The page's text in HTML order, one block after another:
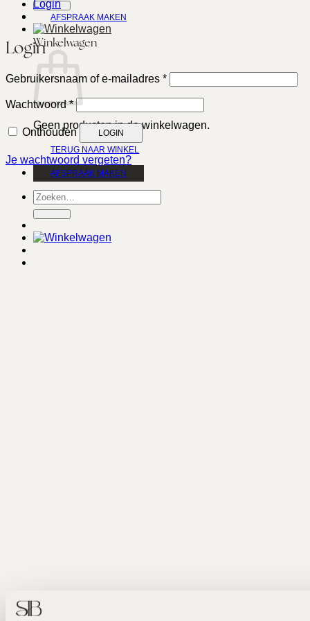
Winkelwagen
Geen producten in de winkelwagen.
TERUG NAAR WINKEL
AFSPRAAK MAKEN
Zoeken
naar:
Login
AFSPRAAK MAKEN
Login
Gebruikersnaam of e-mailadres *Vereist
Wachtwoord*Vereist
Onthouden LOGIN
Je wachtwoord vergeten?